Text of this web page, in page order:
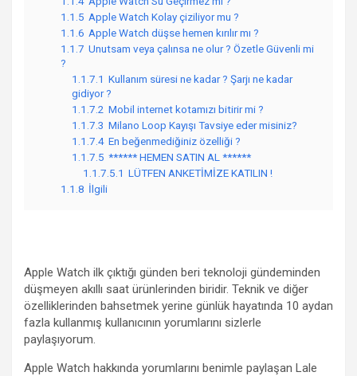
1.1.5 Apple Watch Kolay çiziliyor mu ?
1.1.6 Apple Watch düşse hemen kırılır mı ?
1.1.7 Unutsam veya çalınsa ne olur ? Özetle Güvenli mi
?
1.1.7.1 Kullanım süresi ne kadar ? Şarjı ne kadar
gidiyor ?
1.1.7.2 Mobil internet kotamızı bitirir mi ?
1.1.7.3 Milano Loop Kayışı Tavsiye eder misiniz?
1.1.7.4 En beğenmediğiniz özelliği ?
1.1.7.5 ****** HEMEN SATIN AL ******
1.1.7.5.1 LÜTFEN ANKETİMİZE KATILIN !
1.1.8 İlgili
Apple Watch ilk çıktığı günden beri teknoloji gündeminden
düşmeyen akıllı saat ürünlerinden biridir. Teknik ve diğer
özelliklerinden bahsetmek yerine günlük hayatında 10 aydan
fazla kullanmış kullanıcının yorumlarını sizlerle
paylaşıyorum.
Apple Watch hakkında yorumlarını benimle paylaşan Lale